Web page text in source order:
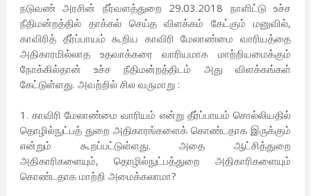
நடுவண் அரசின் நீர்வளத்துறை 29.03.2018 நாளிட்டு உச்ச
நீதிமன்றத்தில் தாக்கல் செய்த விளக்கம் கேட்கும் மனுவில்,
காவிரித் தீர்ப்பாயம் கூறிய காவிரி மேலாண்மை வாரியத்தை
அதிகாரமில்லாத உதவாக்கரை வாரியமாக மாற்றியமைக்கும்
நோக்கில்தான் உச்ச நீதிமன்றத்திடம் அது விளக்கங்கள்
கேட்டுள்ளது. அவற்றில் சில வருமாறு :
1. காவிரி மேலாண்மை வாரியம் என்று தீர்ப்பாயம் சொல்லியதில்
தொழில்நுட்பத் துறை அதிகாரங்களைக் கொண்டதாக இருக்கும்
என்றும் கூறப்பட்டுள்ளது. அதை ஆட்சித்துறை
அதிகாரிகளையும், தொழில்நுட்பத்துறை அதிகாரிகளையும்
கொண்டதாக மாற்றி அமைக்கலாமா?